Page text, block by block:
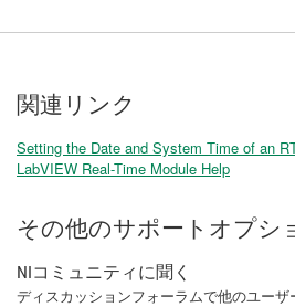
関連リンク
Setting the Date and System Time of an
LabVIEW Real-Time Module Help
その他のサポートオプシ
NIコミュニティに聞く
ディスカッションフォーラムで他のユー